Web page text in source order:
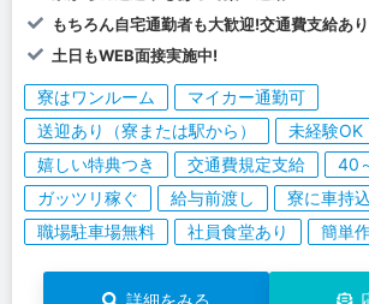
もちろん自宅通勤者も大歓迎!交通費支給あり
土日もWEB面接実施中!
寮はワンルーム
マイカー通勤可
送迎あり（寮または駅から）
未経験OK
嬉しい特典つき
交通費規定支給
40
ガッツリ稼ぐ
給与前渡し
寮に車持
職場駐車場無料
社員食堂あり 簡単
詳細をみる